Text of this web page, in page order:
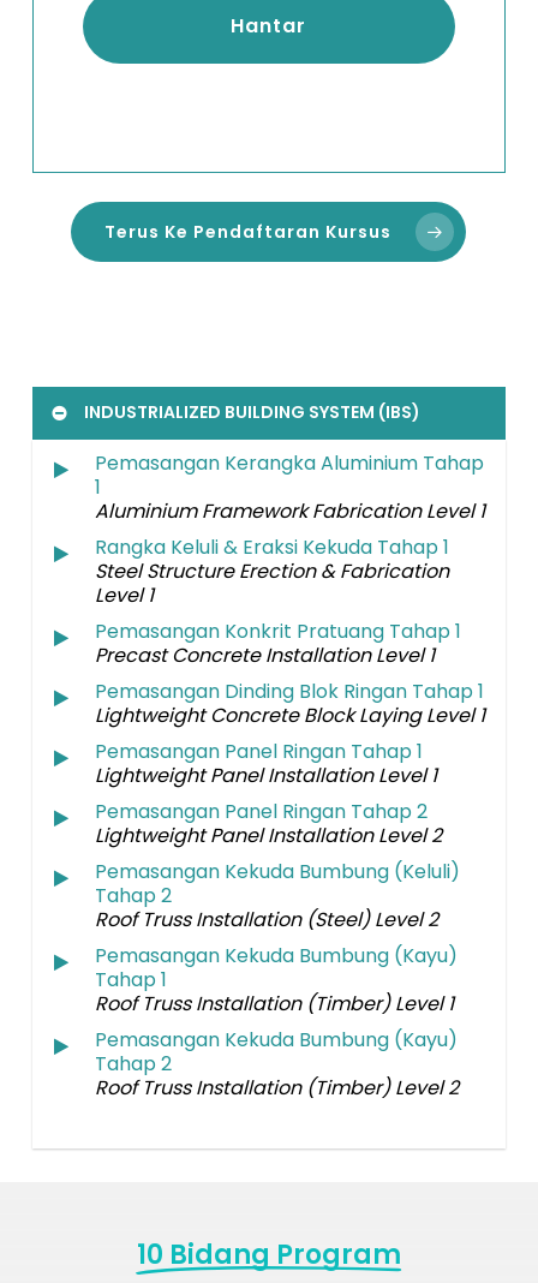
INDUSTRIALIZED BUILDING SYSTEM (IBS)
Pemasangan Kerangka Aluminium Tahap
1
Aluminium Framework Fabrication Level 1
Rangka Keluli & Eraksi Kekuda Tahap 1
Steel Structure Erection & Fabrication
Level 1
Pemasangan Konkrit Pratuang Tahap 1
Precast Concrete Installation Level 1
Pemasangan Dinding Blok Ringan Tahap 1
Lightweight Concrete Block Laying Level 1
Pemasangan Panel Ringan Tahap 1
Lightweight Panel Installation Level 1
Pemasangan Panel Ringan Tahap 2
Lightweight Panel Installation Level 2
Pemasangan Kekuda Bumbung (Keluli)
Tahap 2
Roof Truss Installation (Steel) Level 2
Pemasangan Kekuda Bumbung (Kayu)
Tahap 1
Roof Truss Installation (Timber) Level 1
Pemasangan Kekuda Bumbung (Kayu)
Tahap 2
Roof Truss Installation (Timber) Level 2
Terus Ke Pendaftaran Kursus
10 Bidang Program